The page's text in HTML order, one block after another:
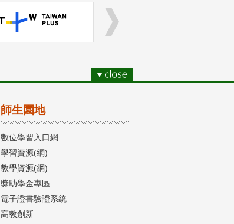
師生園地
數位學習入口網
學習資源(網)
教學資源(網)
獎助學金專區
電子證書驗證系統
高教創新